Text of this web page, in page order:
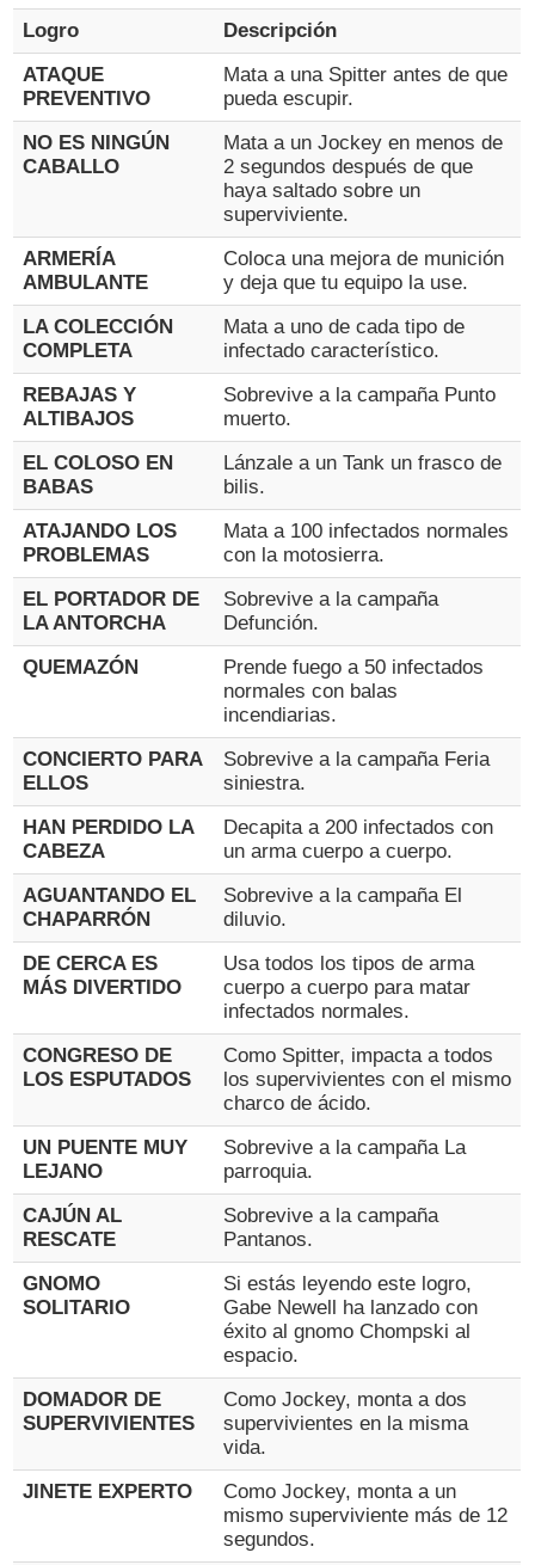
Logro
Descripción
ATAQUE
PREVENTIVO
Mata a una Spitter antes de que
pueda escupir.
NO ES NINGÚN
CABALLO
Mata a un Jockey en menos de
2 segundos después de que
haya saltado sobre un
superviviente.
ARMERÍA
AMBULANTE
Coloca una mejora de munición
y deja que tu equipo la use.
LA COLECCIÓN
COMPLETA
Mata a uno de cada tipo de
infectado característico.
REBAJAS Y
ALTIBAJOS
Sobrevive a la campaña Punto
muerto.
EL COLOSO EN
BABAS
Lánzale a un Tank un frasco de
bilis.
ATAJANDO LOS
PROBLEMAS
Mata a 100 infectados normales
con la motosierra.
EL PORTADOR DE
LA ANTORCHA
Sobrevive a la campaña
Defunción.
QUEMAZÓN
Prende fuego a 50 infectados
normales con balas
incendiarias.
CONCIERTO PARA
ELLOS
Sobrevive a la campaña Feria
siniestra.
HAN PERDIDO LA
CABEZA
Decapita a 200 infectados con
un arma cuerpo a cuerpo.
AGUANTANDO EL
CHAPARRÓN
Sobrevive a la campaña El
diluvio.
DE CERCA ES
MÁS DIVERTIDO
Usa todos los tipos de arma
cuerpo a cuerpo para matar
infectados normales.
CONGRESO DE
LOS ESPUTADOS
Como Spitter, impacta a todos
los supervivientes con el mismo
charco de ácido.
UN PUENTE MUY
LEJANO
Sobrevive a la campaña La
parroquia.
CAJÚN AL
RESCATE
Sobrevive a la campaña
Pantanos.
GNOMO
SOLITARIO
Si estás leyendo este logro,
Gabe Newell ha lanzado con
éxito al gnomo Chompski al
espacio.
DOMADOR DE
SUPERVIVIENTES
Como Jockey, monta a dos
supervivientes en la misma
vida.
JINETE EXPERTO
Como Jockey, monta a un
mismo superviviente más de 12
segundos.